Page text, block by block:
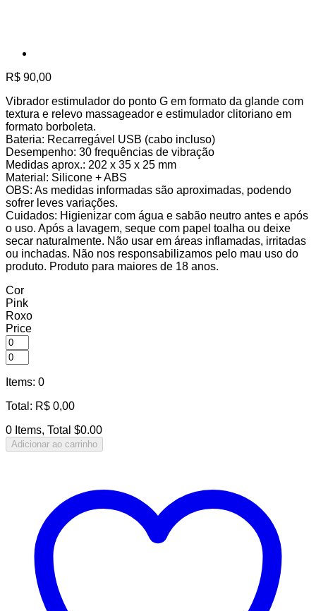
R$ 90,00
Vibrador estimulador do ponto G em formato da glande com
textura e relevo massageador e estimulador clitoriano em
formato borboleta.
Bateria: Recarregável USB (cabo incluso)
Desempenho: 30 frequências de vibração
Medidas aprox.: 202 x 35 x 25 mm
Material: Silicone + ABS
OBS: As medidas informadas são aproximadas, podendo
sofrer leves variações.
Cuidados: Higienizar com água e sabão neutro antes e após
o uso. Após a lavagem, seque com papel toalha ou deixe
secar naturalmente. Não usar em áreas inflamadas, irritadas
ou inchadas. Não nos responsabilizamos pelo mau uso do
produto. Produto para maiores de 18 anos.
Cor
Pink
Roxo
Price
Items: 0
Total : R$ 0,00
0 Items, Total $0.00
Adicionar ao carrinho